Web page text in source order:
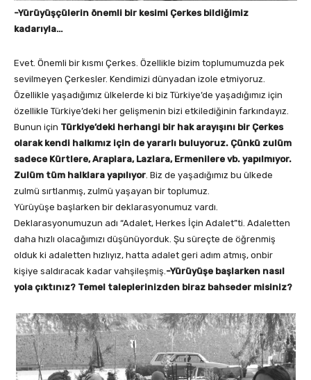
-Yürüyüşçülerin önemli bir kesimi Çerkes bildiğimiz
kadarıyla…
Evet. Önemli bir kısmı Çerkes. Özellikle bizim toplumumuzda pek
sevilmeyen Çerkesler. Kendimizi dünyadan izole etmiyoruz.
Özellikle yaşadığımız ülkelerde ki biz Türkiye’de yaşadığımız için
özellikle Türkiye’deki her gelişmenin bizi etkilediğinin farkındayız.
Bunun için Türkiye’deki herhangi bir hak arayışını bir Çerkes
olarak kendi halkımız için de yararlı buluyoruz. Çünkü zulüm
sadece Kürtlere, Araplara, Lazlara, Ermenilere vb. yapılmıyor.
Zulüm tüm halklara yapılıyor . Biz de yaşadığımız bu ülkede
zulmü sırtlanmış, zulmü yaşayan bir toplumuz.
Yürüyüşe başlarken bir deklarasyonumuz vardı.
Deklarasyonumuzun adı “Adalet, Herkes İçin Adalet”ti. Adaletten
daha hızlı olacağımızı düşünüyorduk. Şu süreçte de öğrenmiş
olduk ki adaletten hızlıyız, hatta adalet geri adım atmış, onbir
kişiye saldıracak kadar vahşileşmiş. -Yürüyüşe başlarken nasıl
yola çıktınız? Temel taleplerinizden biraz bahseder misiniz?